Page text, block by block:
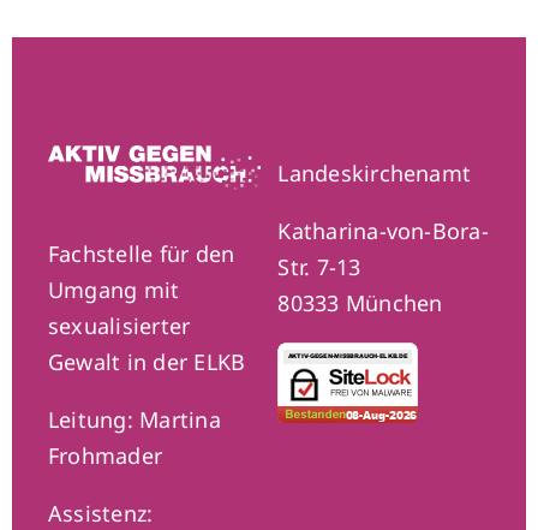
Fachstelle für den
Umgang mit
sexualisierter
Gewalt in der ELKB
Leitung: Martina
Frohmader
Assistenz:
Landeskirchenamt
Katharina-von-Bora-
Str. 7-13
80333 München